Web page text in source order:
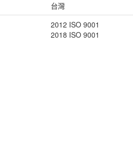
台灣
2012 ISO 9001
2018 ISO 9001